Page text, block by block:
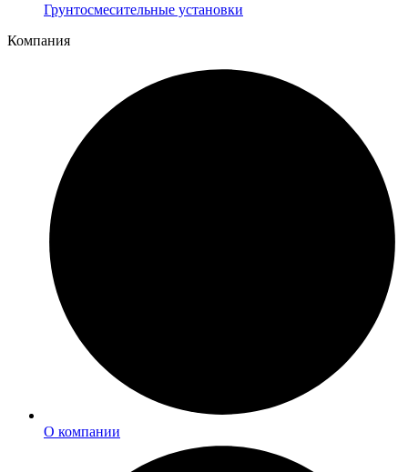
Грунтосмесительные установки
Компания
О компании